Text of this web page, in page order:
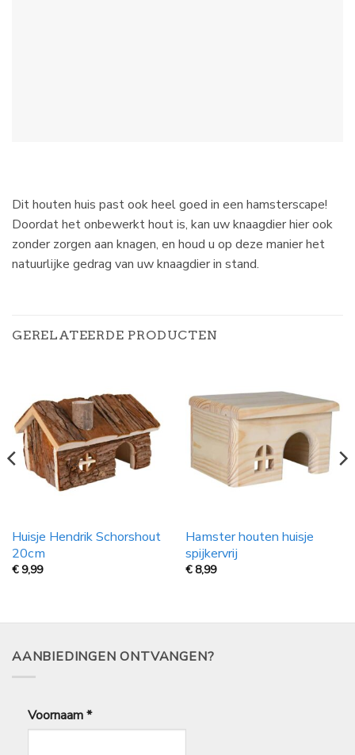
Dit houten huis past ook heel goed in een hamsterscape!
Doordat het onbewerkt hout is, kan uw knaagdier hier ook
zonder zorgen aan knagen, en houd u op deze manier het
natuurlijke gedrag van uw knaagdier in stand.
GERELATEERDE PRODUCTEN
Huisje Hendrik Schorshout
20cm
€9,99
Hamster houten huisje
spijkervrij
€8,99
AANBIEDINGEN ONTVANGEN?
Voornaam*